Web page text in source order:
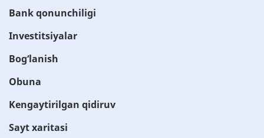
Bank qonunchiligi
Investitsiyalar
Bog‘lanish
Obuna
Kengaytirilgan qidiruv
Sayt xaritasi